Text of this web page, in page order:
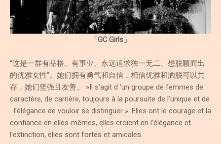
「GC Girls」
“这是一群有品格、有事业、永远追求独一无二、想脱颖而出
的优雅女性”。她们拥有勇气和自信，相信优雅和洒脱可以共
存，她们坚强且友善。 »Il s’agit d ‘un groupe de femmes de
caractère, de carrière, toujours à la poursuite de l’unique et de
l’élégance de vouloir se distinguer ». Elles ont le courage et la
confiance en elles-mêmes, elles croient en l’élégance et
l’extinction, elles sont fortes et amicales.